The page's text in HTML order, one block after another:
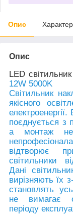
Опис
Опис
LED
12W 5000K
Світильник
якісного
поєднується з
а монтаж не
відтворює
світильники
Дані
вирізняють їх
становлять
не вимагає
періоду